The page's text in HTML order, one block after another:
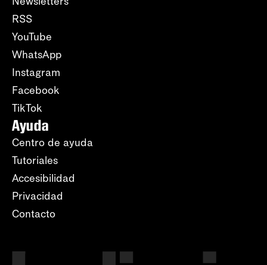
RSS
YouTube
WhatsApp
Instagram
Facebook
TikTok
Ayuda
Centro de ayuda
Tutoriales
Accesibilidad
Privacidad
Contacto